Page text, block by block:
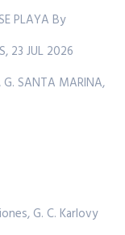
PLAYA By
23 JUL 2026
G. SANTA MARINA,
G. C. Karlovy